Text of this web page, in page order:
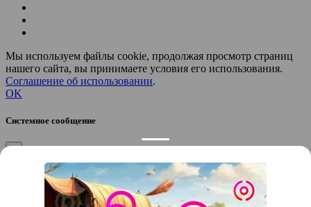
Мы используем файлы cookie, продолжая просмотр страниц
нашего сайта, вы принимаете условия его использования.
Соглашение об использовании.
OK
Системное сообщение
×
Закрыть
Подтверждение компании